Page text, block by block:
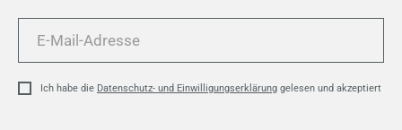
Mail-
Ich habe die Datenschutz- und Einwilligungserklärung gelesen und akzeptiert